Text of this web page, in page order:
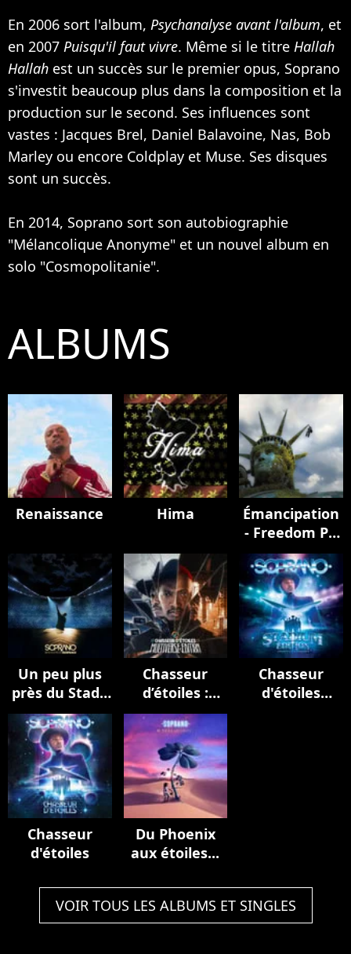
En 2006 sort l'album, Psychanalyse avant l'album, et
en 2007 Puisqu'il faut vivre. Même si le titre Hallah
Hallah est un succès sur le premier opus, Soprano
s'investit beaucoup plus dans la composition et la
production sur le second. Ses influences sont
vastes : Jacques Brel, Daniel Balavoine, Nas, Bob
Marley ou encore Coldplay et Muse. Ses disques
sont un succès.
En 2014, Soprano sort son autobiographie
"Mélancolique Anonyme" et un nouvel album en
solo "Cosmopolitanie".
ALBUMS
Renaissance Hima
Émancipation
- Freedom Pt.
II
Un peu plus
près du Stade
de France
(Live au Stade
de France,
2023)
Chasseur
d’étoiles :
Multiverse
Edition
Chasseur
d'étoiles
Chasseur
d'étoiles
Du Phoenix
aux étoiles...
VOIR TOUS LES ALBUMS ET SINGLES